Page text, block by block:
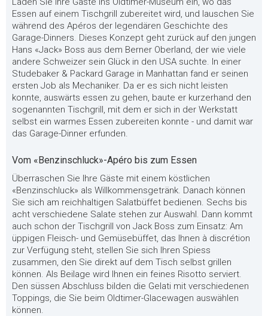
Essen auf einem Tischgrill zubereitet wird, und lauschen Sie
während des Apéros der legendären Geschichte des
Garage-Dinners. Dieses Konzept geht zurück auf den jungen
Hans «Jack» Boss aus dem Berner Oberland, der wie viele
andere Schweizer sein Glück in den USA suchte. In einer
Studebaker & Packard Garage in Manhattan fand er seinen
ersten Job als Mechaniker. Da er es sich nicht leisten
konnte, auswärts essen zu gehen, baute er kurzerhand den
sogenannten Tischgrill, mit dem er sich in der Werkstatt
selbst ein warmes Essen zubereiten konnte - und damit war
das Garage-Dinner erfunden.
Vom «Benzinschluck»-Apéro bis zum Essen
Überraschen Sie Ihre Gäste mit einem köstlichen
«Benzinschluck» als Willkommensgetränk. Danach können
Sie sich am reichhaltigen Salatbüffet bedienen. Sechs bis
acht verschiedene Salate stehen zur Auswahl. Dann kommt
auch schon der Tischgrill von Jack Boss zum Einsatz: Am
üppigen Fleisch- und Gemüsebüffet, das Ihnen à discrétion
zur Verfügung steht, stellen Sie sich Ihren Spiess
zusammen, den Sie direkt auf dem Tisch selbst grillen
können. Als Beilage wird Ihnen ein feines Risotto serviert.
Den süssen Abschluss bilden die Gelati mit verschiedenen
Toppings, die Sie beim Oldtimer-Glacewagen auswählen
können.